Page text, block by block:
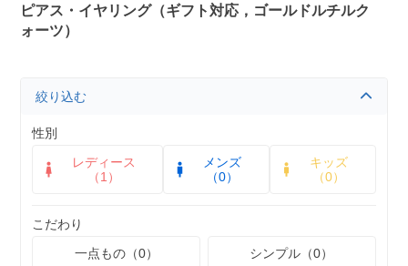
ピアス・イヤリング（ギフト対応，ゴールドルチルク
ォーツ）
絞り込む
性別
レディース
（1）
メンズ
（0）
キッズ
（0）
こだわり
一点もの（0）
シンプル（0）